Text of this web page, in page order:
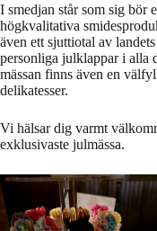
I smedjan står som sig bör
högkvalitativa
även ett sjuttiotal av
personliga julklappar i alla
mässan finns även en
delikatesser.
Vi hälsar dig varmt
exklusivaste julmässa.